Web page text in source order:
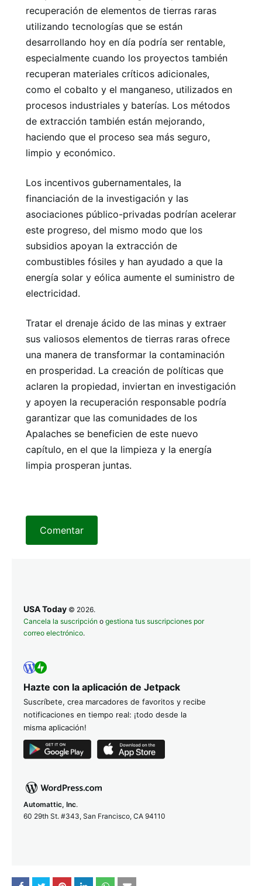
recuperación de elementos de tierras raras
utilizando tecnologías que se están
desarrollando hoy en día podría ser rentable,
especialmente cuando los proyectos también
recuperan materiales críticos adicionales,
como el cobalto y el manganeso, utilizados en
procesos industriales y baterías. Los métodos
de extracción también están mejorando,
haciendo que el proceso sea más seguro,
limpio y económico.
Los incentivos gubernamentales, la
financiación de la investigación y las
asociaciones público-privadas podrían acelerar
este progreso, del mismo modo que los
subsidios apoyan la extracción de
combustibles fósiles y han ayudado a que la
energía solar y eólica aumente el suministro de
electricidad.
Tratar el drenaje ácido de las minas y extraer
sus valiosos elementos de tierras raras ofrece
una manera de transformar la contaminación
en prosperidad. La creación de políticas que
aclaren la propiedad, inviertan en investigación
y apoyen la recuperación responsable podría
garantizar que las comunidades de los
Apalaches se beneficien de este nuevo
capítulo, en el que la limpieza y la energía
limpia prosperan juntas.
Comentar
USA Today © 2026.
Cancela la suscripción o gestiona tus suscripciones por
correo electrónico.
Hazte con la aplicación de Jetpack
Suscríbete, crea marcadores de favoritos y recibe
notificaciones en tiempo real: ¡todo desde la
misma aplicación!
Automattic, Inc.
60 29th St. #343, San Francisco, CA 94110